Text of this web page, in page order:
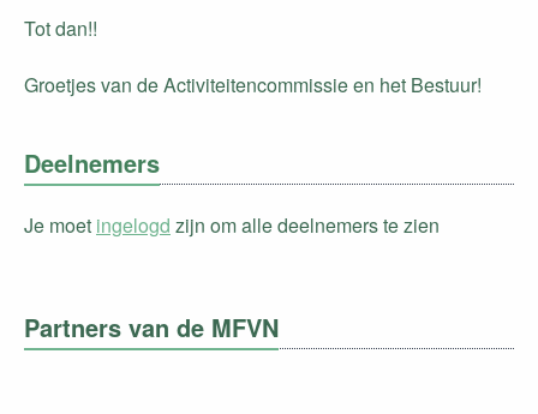
Tot dan!!
Groetjes van de Activiteitencommissie en het Bestuur!
Deelnemers
Je moet ingelogd zijn om alle deelnemers te zien
Partners van de MFVN